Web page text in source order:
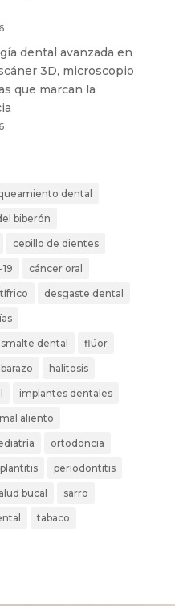
dental avanzada en
3D, microscopio
que marcan la
dental
biberón
cepillo de dientes
cáncer oral
desgaste dental
dental flúor
halitosis
implantes dentales
mal aliento
ortodoncia
periodontitis
bucal sarro
tabaco